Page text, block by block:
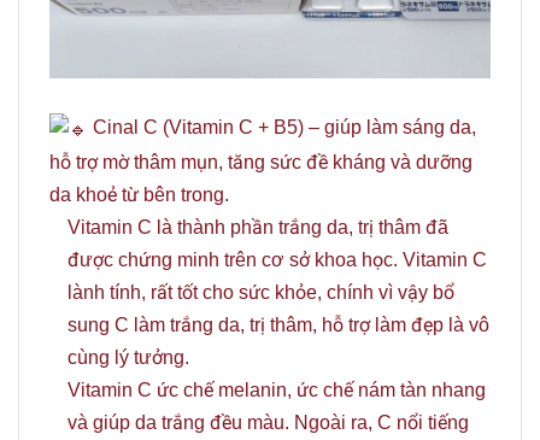
Cinal C (Vitamin C + B5) – giúp làm sáng da,
hỗ trợ mờ thâm mụn, tăng sức đề kháng và dưỡng
da khoẻ từ bên trong.
Vitamin C là thành phần trắng da, trị thâm đã
được chứng minh trên cơ sở khoa học. Vitamin C
lành tính, rất tốt cho sức khỏe, chính vì vậy bổ
sung C làm trắng da, trị thâm, hỗ trợ làm đẹp là vô
cùng lý tưởng.
Vitamin C ức chế melanin, ức chế nám tàn nhang
và giúp da trắng đều màu. Ngoài ra, C nổi tiếng